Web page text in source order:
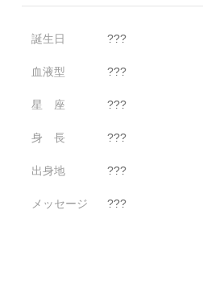
誕生日 ???
血液型 ???
星 座 ???
身 長 ???
出身地 ???
メッセージ ???